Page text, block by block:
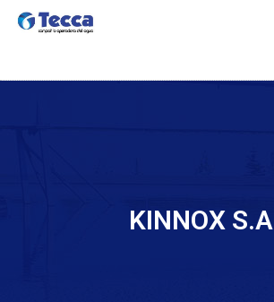
KINNOX S.A